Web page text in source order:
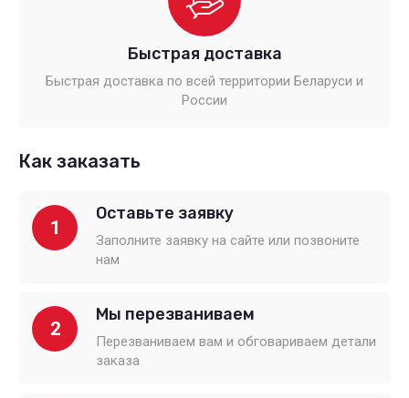
Быстрая доставка
Быстрая доставка по всей территории Беларуси и
России
Как заказать
1
Оставьте заявку
Заполните заявку на сайте или позвоните
нам
2
Мы перезваниваем
Перезваниваем вам и обговариваем детали
заказа